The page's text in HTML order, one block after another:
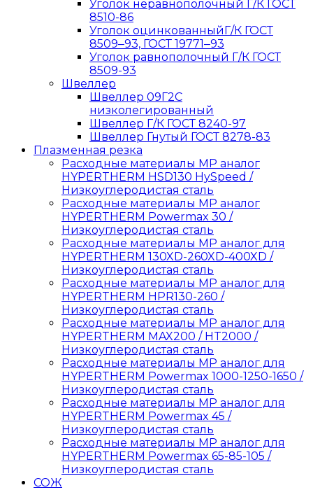
Уголок неравнополочный Г/К ГОСТ
8510-86
Уголок оцинкованныйГ/К ГОСТ
8509‒93, ГОСТ 19771‒93
Уголок равнополочный Г/К ГОСТ
8509-93
Швеллер
Швеллер 09Г2С
низколегированный
Швеллер Г/К ГОСТ 8240-97
Швеллер Гнутый ГОСТ 8278-83
Плазменная резка
Расходные материалы MP аналог
HYPERTHERM HSD130 HySpeed /
Низкоуглеродистая сталь
Расходные материалы MP аналог
HYPERTHERM Powermax 30 /
Низкоуглеродистая сталь
Расходные материалы MP аналог для
HYPERTHERM 130XD-260XD-400XD /
Низкоуглеродистая сталь
Расходные материалы MP аналог для
HYPERTHERM HPR130-260 /
Низкоуглеродистая сталь
Расходные материалы MP аналог для
HYPERTHERM MAX200 / HT2000 /
Низкоуглеродистая сталь
Расходные материалы MP аналог для
HYPERTHERM Powermax 1000-1250-1650 /
Низкоуглеродистая сталь
Расходные материалы MP аналог для
HYPERTHERM Powermax 45 /
Низкоуглеродистая сталь
Расходные материалы MP аналог для
HYPERTHERM Powermax 65-85-105 /
Низкоуглеродистая сталь
СОЖ